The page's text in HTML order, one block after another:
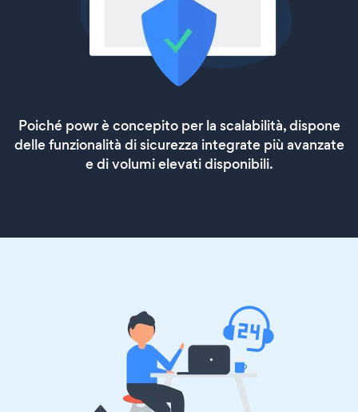
Poiché powr è concepito per la scalabilità, dispone
delle funzionalità di sicurezza integrate più avanzate
e di volumi elevati disponibili.